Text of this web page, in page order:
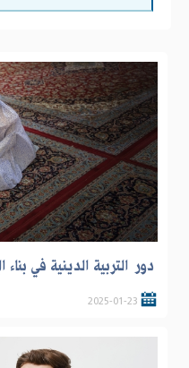
دور التربية الدينية في بناء
2025-01-23